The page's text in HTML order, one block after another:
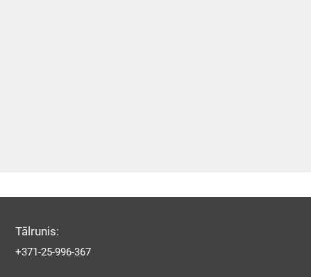
Tālrunis:
+371-25-996-367